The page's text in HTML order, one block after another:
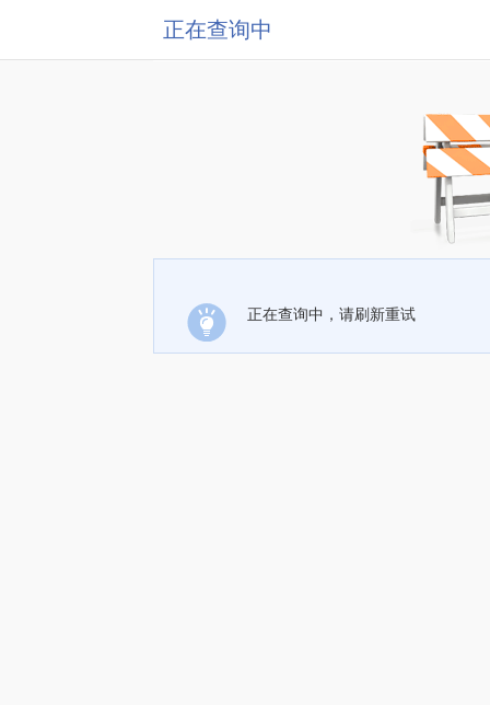
正在查询中
正在查询中，请刷新重试